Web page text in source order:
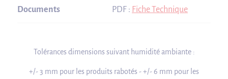
Documents PDF : Fiche Technique
Tolérances dimensions suivant humidité ambiante :
+/- 3 mm pour les produits rabotés - +/- 6 mm pour les